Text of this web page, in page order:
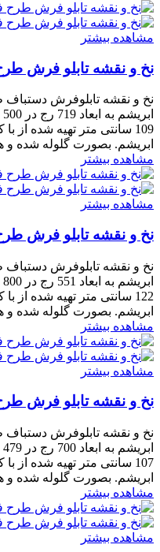
مشاهده بیشتر
نخ و نقشه تابلو فرش طرح
109 سانتی متر تهیه شده
ابریشم. بصورت گلوله شده و
مشاهده بیشتر
مشاهده بیشتر
نخ و نقشه تابلو فرش طرح
122 سانتی متر تهیه شده
ابریشم. بصورت گلوله شده و
مشاهده بیشتر
مشاهده بیشتر
نخ و نقشه تابلو فرش طرح
107 سانتی متر تهیه شده
ابریشم. بصورت گلوله شده و
مشاهده بیشتر
مشاهده بیشتر